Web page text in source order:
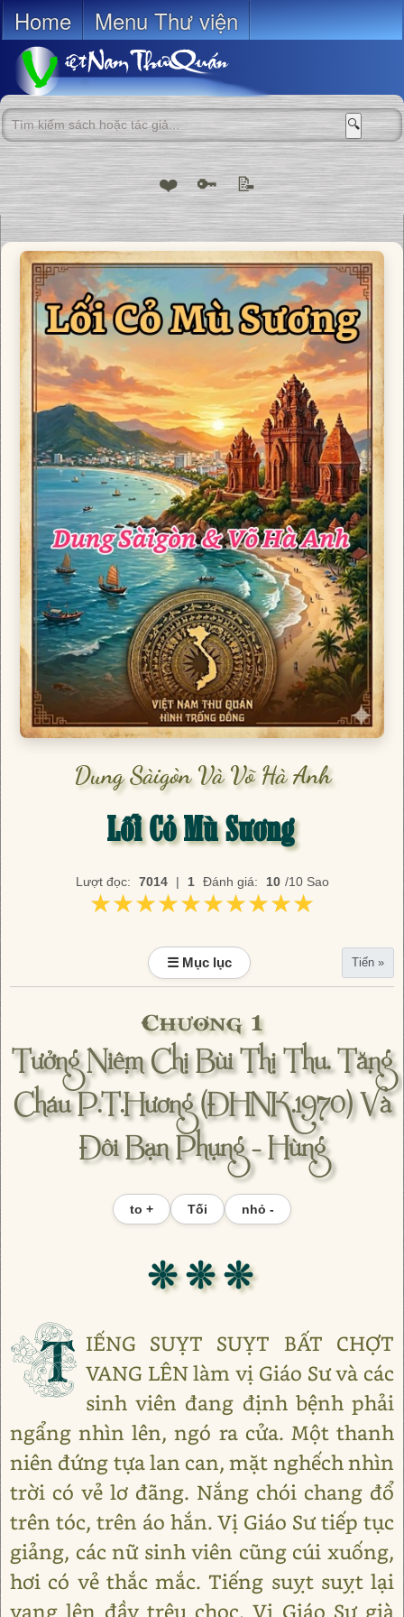
Home Menu Thư viện
🔍
❤️ 🔑 📝
Dung Sàigòn Và Võ Hà Anh
Lối Cỏ Mù Sương
Lượt đọc: 7014 | 1 Đánh giá: 10 /10 Sao
★★★★★★★★★★
★★★★★★★★★★
☰ Mục lục Tiến »
Chương 1
Tưởng Niệm Chị Bùi Thị Thu. Tặng
Cháu P.T.Hương (ĐHNK.1970) Và
Đôi Bạn Phụng – Hùng
to + Tối nhỏ -
❊ ❊ ❊
T IẾNG SUỴT SUỴT BẤT CHỢT
VANG LÊN làm vị Giáo Sư và các
sinh viên đang định bệnh phải
ngẩng nhìn lên, ngó ra cửa. Một thanh
niên đứng tựa lan can, mặt nghếch nhìn
trời có vẻ lơ đãng. Nắng chói chang đổ
trên tóc, trên áo hắn. Vị Giáo Sư tiếp tục
giảng, các nữ sinh viên cũng cúi xuống,
hơi có vẻ thắc mắc. Tiếng suỵt suỵt lại
vang lên đầy trêu chọc. Vị Giáo Sư già